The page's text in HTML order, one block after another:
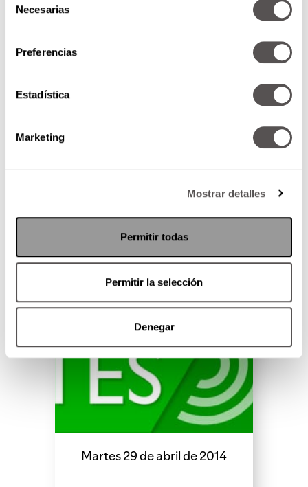
Necesarias
Preferencias
Estadística
Marketing
Mostrar detalles
Permitir todas
Permitir la selección
Denegar
Martes 29 de abril de 2014